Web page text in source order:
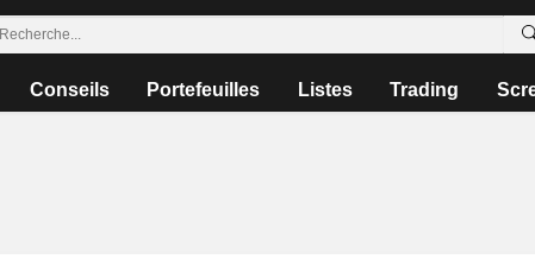
Conseils Portefeuilles Listes Trading